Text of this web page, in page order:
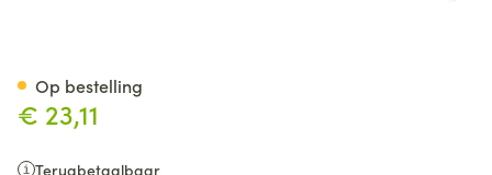
€ 23,11
Terugbetaalbaar
Op bestelling